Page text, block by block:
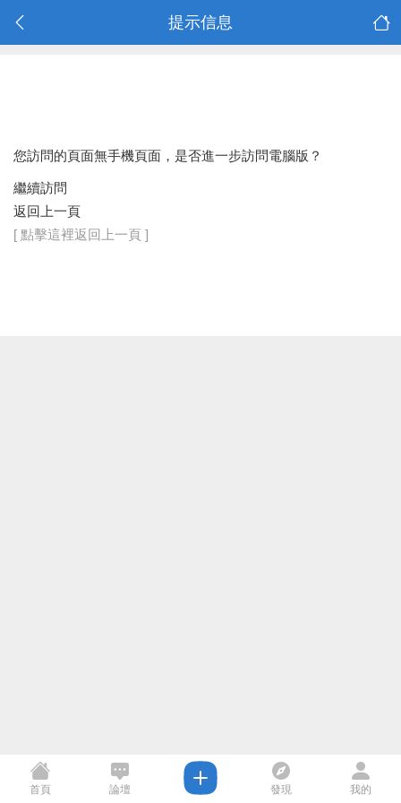
提示信息
您訪問的頁面無手機頁面，是否進一步訪問電腦版？
繼續訪問
返回上一頁
[ 點擊這裡返回上一頁 ]
首頁 論壇 發現 我的